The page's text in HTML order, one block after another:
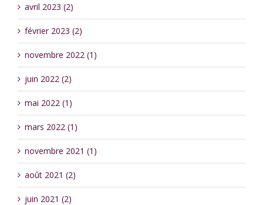
avril 2023 (2)
février 2023 (2)
novembre 2022 (1)
juin 2022 (2)
mai 2022 (1)
mars 2022 (1)
novembre 2021 (1)
août 2021 (2)
juin 2021 (2)